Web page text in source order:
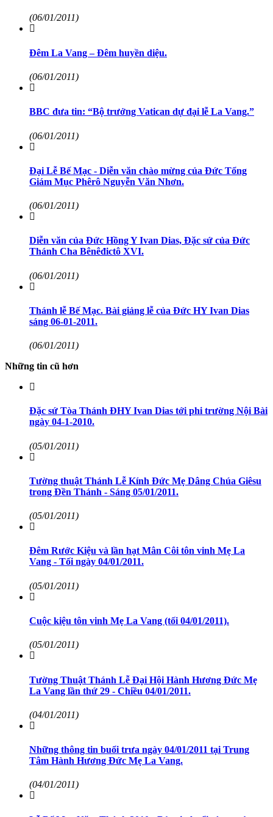
(06/01/2011)
Đêm La Vang – Đêm huyền diệu.
(06/01/2011)
BBC đưa tin: “Bộ trưởng Vatican dự đại lễ La Vang.”
(06/01/2011)
Đại Lễ Bế Mạc - Diễn văn chào mừng của Đức Tổng
Giám Mục Phêrô Nguyễn Văn Nhơn.
(06/01/2011)
Diễn văn của Đức Hồng Y Ivan Dias, Đặc sứ của Đức
Thánh Cha Bênêđictô XVI.
(06/01/2011)
Thánh lễ Bế Mạc. Bài giảng lễ của Đức HY Ivan Dias
sáng 06-01-2011.
(06/01/2011)
Những tin cũ hơn
Đặc sứ Tòa Thánh ĐHY Ivan Dias tới phi trường Nội Bài
ngày 04-1-2010.
(05/01/2011)
Tường thuật Thánh Lễ Kính Đức Mẹ Dâng Chúa Giêsu
trong Đền Thánh - Sáng 05/01/2011.
(05/01/2011)
Đêm Rước Kiệu và lần hạt Mân Côi tôn vinh Mẹ La
Vang - Tối ngày 04/01/2011.
(05/01/2011)
Cuộc kiệu tôn vinh Mẹ La Vang (tối 04/01/2011).
(05/01/2011)
Tường Thuật Thánh Lễ Đại Hội Hành Hương Đức Mẹ
La Vang lần thứ 29 - Chiều 04/01/2011.
(04/01/2011)
Những thông tin buổi trưa ngày 04/01/2011 tại Trung
Tâm Hành Hương Đức Mẹ La Vang.
(04/01/2011)